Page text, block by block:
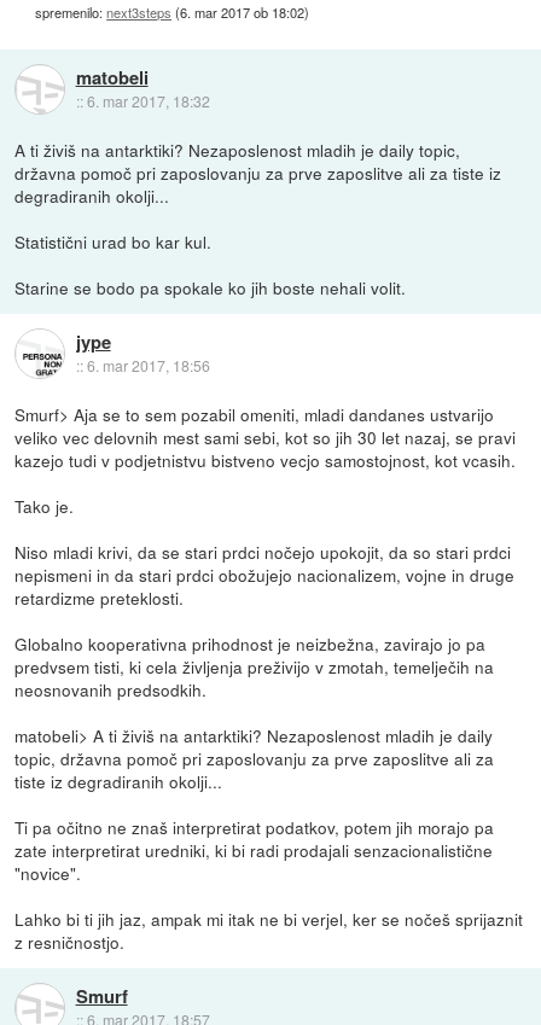
spremenilo:next3steps (6. mar 2017 ob 18:02)
matobeli
::6. mar 2017, 18:32
A ti živiš na antarktiki? Nezaposlenost mladih je daily topic,
državna pomoč pri zaposlovanju za prve zaposlitve ali za tiste iz
degradiranih okolji...
Statistični urad bo kar kul.
Starine se bodo pa spokale ko jih boste nehali volit.
jype
::6. mar 2017, 18:56
Smurf> Aja se to sem pozabil omeniti, mladi dandanes ustvarijo
veliko vec delovnih mest sami sebi, kot so jih 30 let nazaj, se pravi
kazejo tudi v podjetnistvu bistveno vecjo samostojnost, kot vcasih.
Tako je.
Niso mladi krivi, da se stari prdci nočejo upokojit, da so stari prdci
nepismeni in da stari prdci obožujejo nacionalizem, vojne in druge
retardizme preteklosti.
Globalno kooperativna prihodnost je neizbežna, zavirajo jo pa
predvsem tisti, ki cela življenja preživijo v zmotah, temelječih na
neosnovanih predsodkih.
matobeli> A ti živiš na antarktiki? Nezaposlenost mladih je daily
topic, državna pomoč pri zaposlovanju za prve zaposlitve ali za
tiste iz degradiranih okolji...
Ti pa očitno ne znaš interpretirat podatkov, potem jih morajo pa
zate interpretirat uredniki, ki bi radi prodajali senzacionalistične
"novice".
Lahko bi ti jih jaz, ampak mi itak ne bi verjel, ker se nočeš sprijaznit
z resničnostjo.
Smurf
::6. mar 2017, 18:57